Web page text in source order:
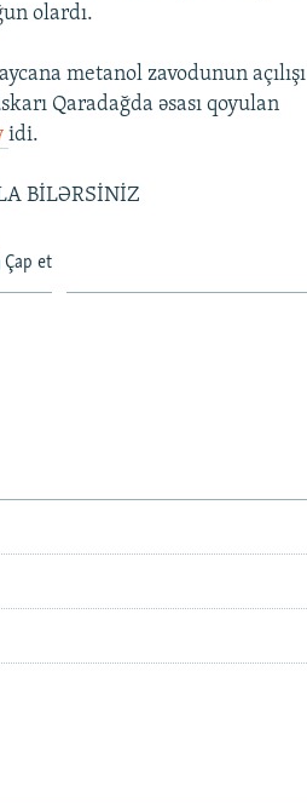
olardı.
metanol zavodunun açılışı
Qaradağda əsası qoyulan
idi.
BİLƏRSİNİZ
Çap et